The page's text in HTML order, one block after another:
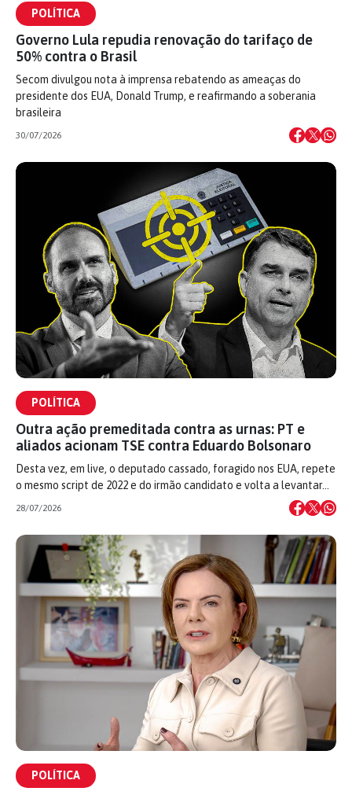
POLÍTICA
Governo Lula repudia renovação do tarifaço de
50% contra o Brasil
Secom divulgou nota à imprensa rebatendo as ameaças do
presidente dos EUA, Donald Trump, e reafirmando a soberania
brasileira
30/07/2026
POLÍTICA
Outra ação premeditada contra as urnas: PT e
aliados acionam TSE contra Eduardo Bolsonaro
Desta vez, em live, o deputado cassado, foragido nos EUA, repete
o mesmo script de 2022 e do irmão candidato e volta a levantar…
28/07/2026
POLÍTICA